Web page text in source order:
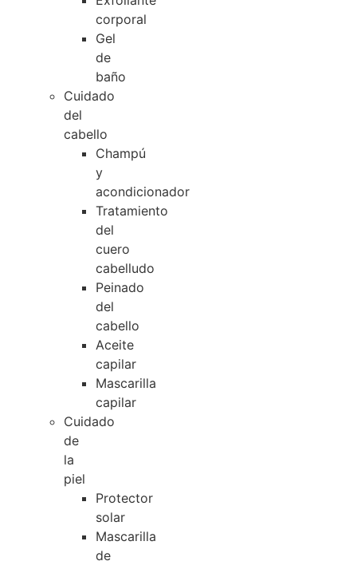
corporal
Gel
de
baño
Cuidado
del
cabello
Champú
y
acondicionador
Tratamiento
del
cuero
cabelludo
Peinado
del
cabello
Aceite
capilar
Mascarilla
capilar
Cuidado
de
la
piel
Protector
solar
Mascarilla
de